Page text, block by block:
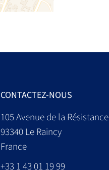
CONTACTEZ-NOUS
105 Avenue de la Résistance
93340Le Raincy
France
+33 1 43 01 19 99